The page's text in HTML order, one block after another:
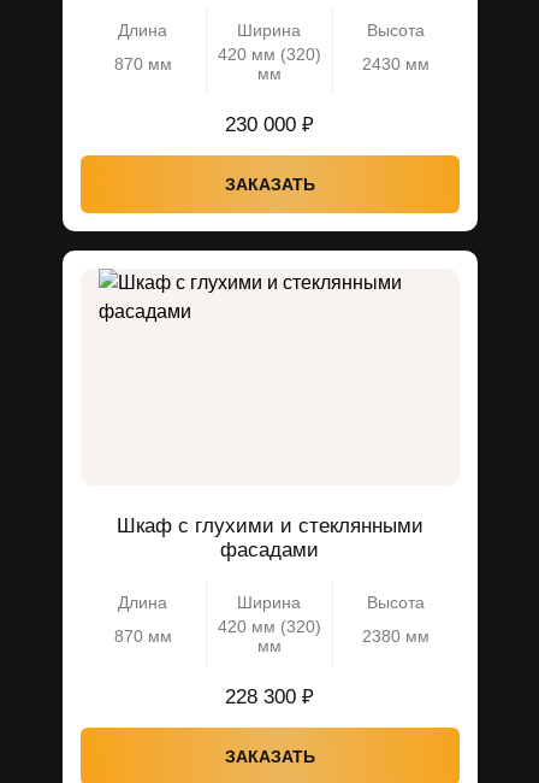
Длина
870 мм
Ширина
420 мм (320)
мм
Высота
2430 мм
230 000 ₽
ЗАКАЗАТЬ
Шкаф с глухими и стеклянными
фасадами
Длина
870 мм
Ширина
420 мм (320)
мм
Высота
2380 мм
228 300 ₽
ЗАКАЗАТЬ